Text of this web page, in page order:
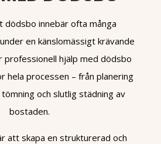
dödsbo innebär ofta många
en känslomässigt krävande
professionell hjälp med dödsbo
hela processen – från planering
och slutlig städning av
bostaden.
att skapa en strukturerad och